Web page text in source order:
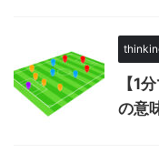
【1
の意